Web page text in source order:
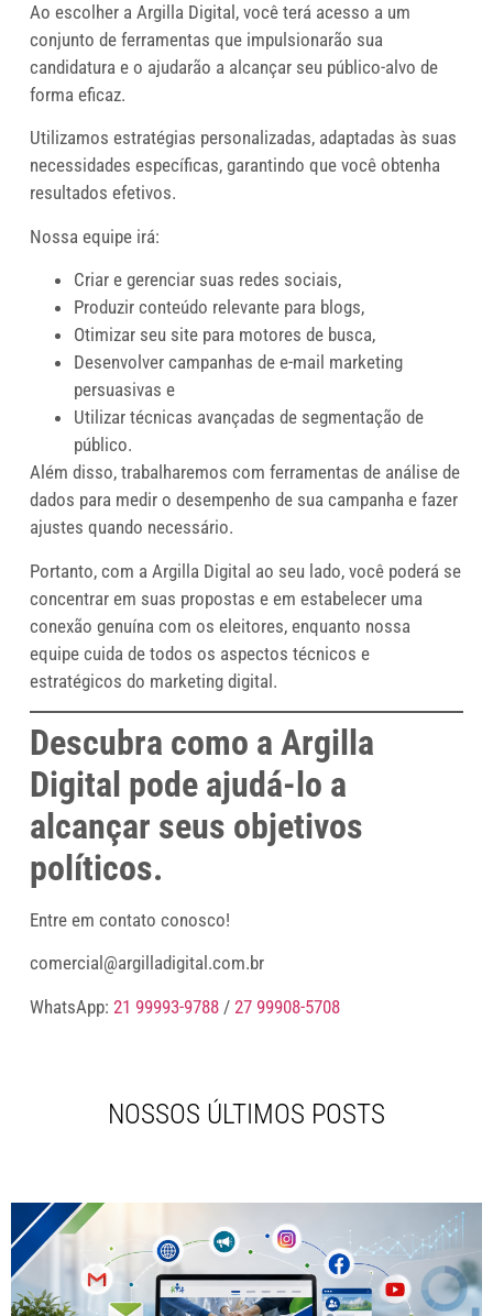
Ao escolher a Argilla Digital, você terá acesso a um
conjunto de ferramentas que impulsionarão sua
candidatura e o ajudarão a alcançar seu público-alvo de
forma eficaz.
Utilizamos estratégias personalizadas, adaptadas às suas
necessidades específicas, garantindo que você obtenha
resultados efetivos.
Nossa equipe irá:
Criar e gerenciar suas redes sociais,
Produzir conteúdo relevante para blogs,
Otimizar seu site para motores de busca,
Desenvolver campanhas de e-mail marketing
persuasivas e
Utilizar técnicas avançadas de segmentação de
público.
Além disso, trabalharemos com ferramentas de análise de
dados para medir o desempenho de sua campanha e fazer
ajustes quando necessário.
Portanto, com a Argilla Digital ao seu lado, você poderá se
concentrar em suas propostas e em estabelecer uma
conexão genuína com os eleitores, enquanto nossa
equipe cuida de todos os aspectos técnicos e
estratégicos do marketing digital.
Descubra como a Argilla
Digital pode ajudá-lo a
alcançar seus objetivos
políticos.
Entre em contato conosco!
comercial@argilladigital.com.br
WhatsApp: 21 99993-9788 / 27 99908-5708
NOSSOS ÚLTIMOS POSTS